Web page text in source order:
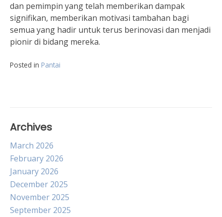
dan pemimpin yang telah memberikan dampak
signifikan, memberikan motivasi tambahan bagi
semua yang hadir untuk terus berinovasi dan menjadi
pionir di bidang mereka.
Posted in Pantai
Archives
March 2026
February 2026
January 2026
December 2025
November 2025
September 2025